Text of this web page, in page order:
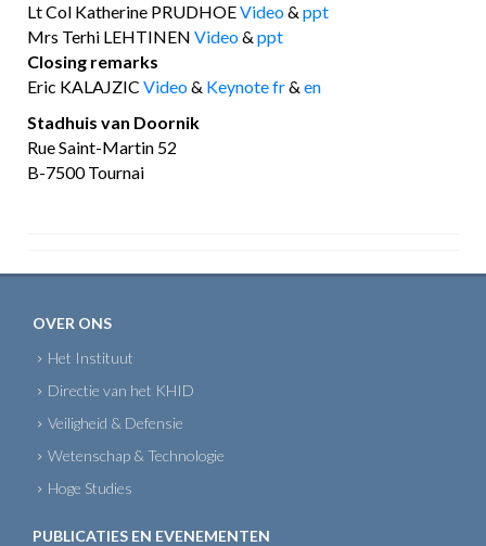
Lt Col Katherine PRUDHOEVideo& ppt
Mrs Terhi LEHTINEN Video& ppt
Closing remarks
Eric KALAJZIC Video& Keynote fr& en
Stadhuis van Doornik
Rue Saint-Martin 52
B-7500 Tournai
OVER ONS
Het Instituut
Directie van het KHID
Veiligheid & Defensie
Wetenschap & Technologie
Hoge Studies
PUBLICATIES EN EVENEMENTEN